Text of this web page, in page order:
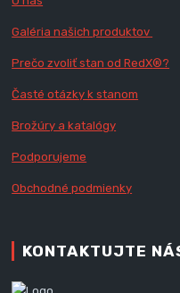
Galéria našich produktov
Prečo zvoliť stan od RedX®?
Časté otázky k stanom
Brožúry a katalógy
Podporujeme
Obchodné podmienky
KONTAKTUJTE